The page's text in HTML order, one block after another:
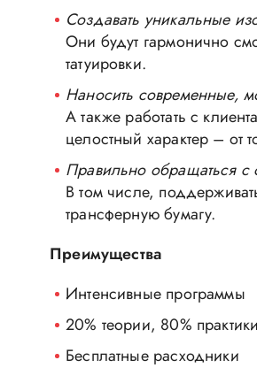
Создавать уникальные
Они будут гармонично
татуировки.
Наносить современные,
А также работать с
целостный характер – от
Правильно обращаться с
В том числе,
трансферную бумагу.
Преимущества
Интенсивные программы
20% теории, 80% практики
Бесплатные расходники